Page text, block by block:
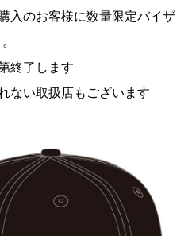
入のお客様に数量限定バイザ
終了します
ない取扱店もございます